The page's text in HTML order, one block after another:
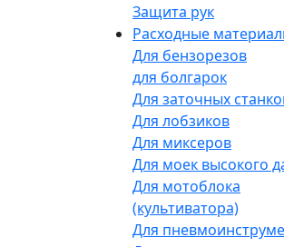
Защита рук
Расходные
Для бензорезов
для болгарок
Для заточных
Для лобзиков
Для миксеров
Для моек высокого
Для мотоблока
(культиватора)
Для